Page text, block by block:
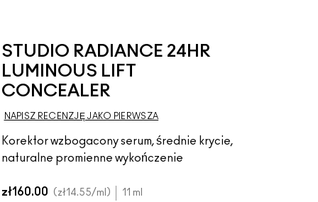
STUDIO RADIANCE 24HR
LUMINOUS LIFT
CONCEALER
NAPISZ RECENZJĘ JAKO PIERWSZA
Korektor wzbogacony serum, średnie krycie,
naturalne promienne wykończenie
zł160.00 zł14.55/ml 11 ml